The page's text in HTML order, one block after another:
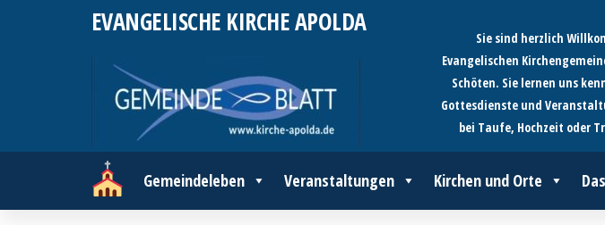
EVANGELISCHE KIRCHE APOLDA
Sie sind herzlich
Evangelischen
Schöten. Sie lernen uns
Gottesdienste und
bei Taufe, Hochzeit oder
Gemeindeleben Veranstaltungen Kirchen und Orte